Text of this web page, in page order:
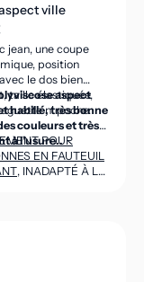
ville
jean, une coupe
position
le dos bien
taille élastiquée,
ni poche.
aspect
habillé, très bonne
couleurs et très
à l’usure..
POUR
EN FAUTEUIL
, INADAPTÉ À LA